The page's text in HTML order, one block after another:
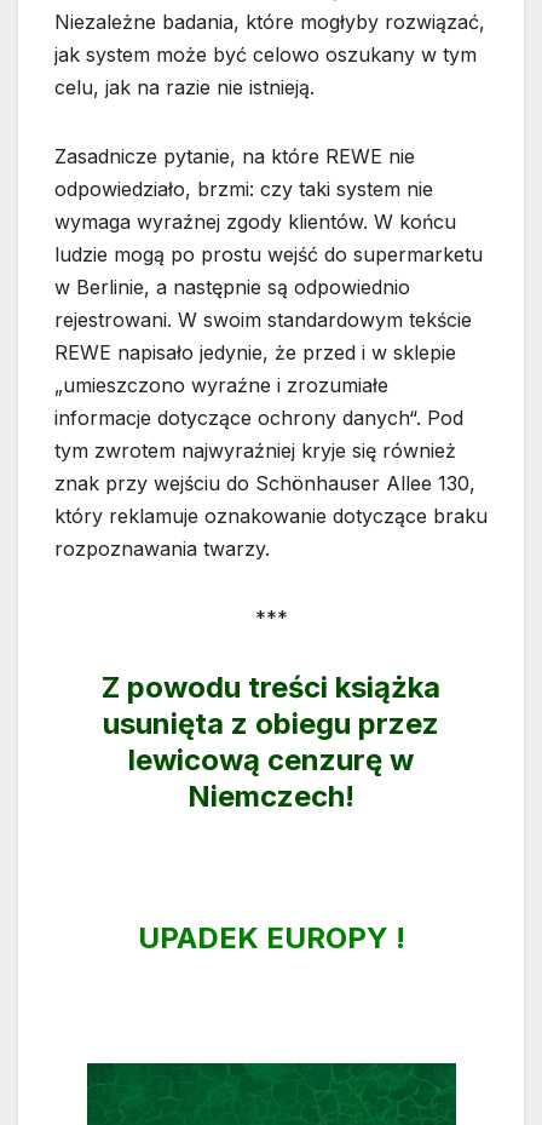
Niezależne badania, które mogłyby rozwiązać,
jak system może być celowo oszukany w tym
celu, jak na razie nie istnieją.
Zasadnicze pytanie, na które REWE nie
odpowiedziało, brzmi: czy taki system nie
wymaga wyraźnej zgody klientów. W końcu
ludzie mogą po prostu wejść do supermarketu
w Berlinie, a następnie są odpowiednio
rejestrowani. W swoim standardowym tekście
REWE napisało jedynie, że przed i w sklepie
„umieszczono wyraźne i zrozumiałe
informacje dotyczące ochrony danych“. Pod
tym zwrotem najwyraźniej kryje się również
znak przy wejściu do Schönhauser Allee 130,
który reklamuje oznakowanie dotyczące braku
rozpoznawania twarzy.
***
Z powodu treści książka
usunięta z obiegu przez
lewicową cenzurę w
Niemczech!
UPADEK EUROPY !